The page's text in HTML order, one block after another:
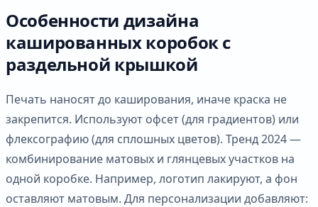
Особенности дизайна
кашированных коробок с
раздельной крышкой
Печать наносят до каширования, иначе краска не
закрепится. Используют офсет (для градиентов) или
флексографию (для сплошных цветов). Тренд 2024 —
комбинирование матовых и глянцевых участков на
одной коробке. Например, логотип лакируют, а фон
оставляют матовым. Для персонализации добавляют: